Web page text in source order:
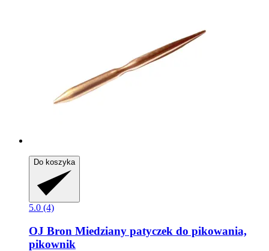
Do koszyka
5.0 (4)
OJ Bron Miedziany patyczek do pikowania,
pikownik